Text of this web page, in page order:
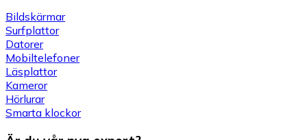
Bildskärmar
Surfplattor
Datorer
Mobiltelefoner
Läsplattor
Kameror
Hörlurar
Smarta klockor